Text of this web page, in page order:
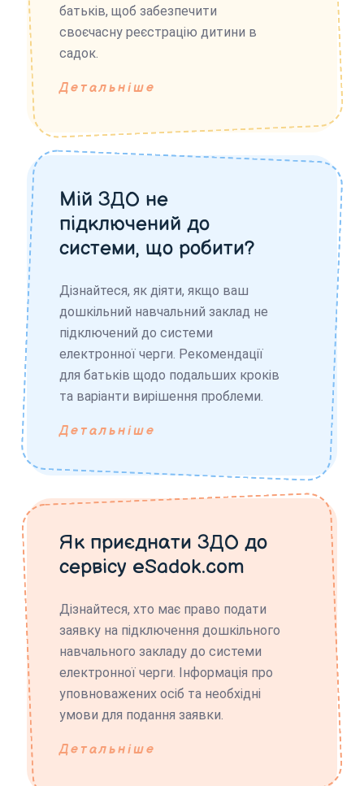
батьків, щоб забезпечити
своєчасну реєстрацію дитини в
садок.
Детальніше
Мій ЗДО не
підключений до
системи, що робити?
Дізнайтеся, як діяти, якщо ваш
дошкільний навчальний заклад не
підключений до системи
електронної черги. Рекомендації
для батьків щодо подальших кроків
та варіанти вирішення проблеми.
Детальніше
Як приєднати ЗДО до
сервісу eSadok.com
Дізнайтеся, хто має право подати
заявку на підключення дошкільного
навчального закладу до системи
електронної черги. Інформація про
уповноважених осіб та необхідні
умови для подання заявки.
Детальніше